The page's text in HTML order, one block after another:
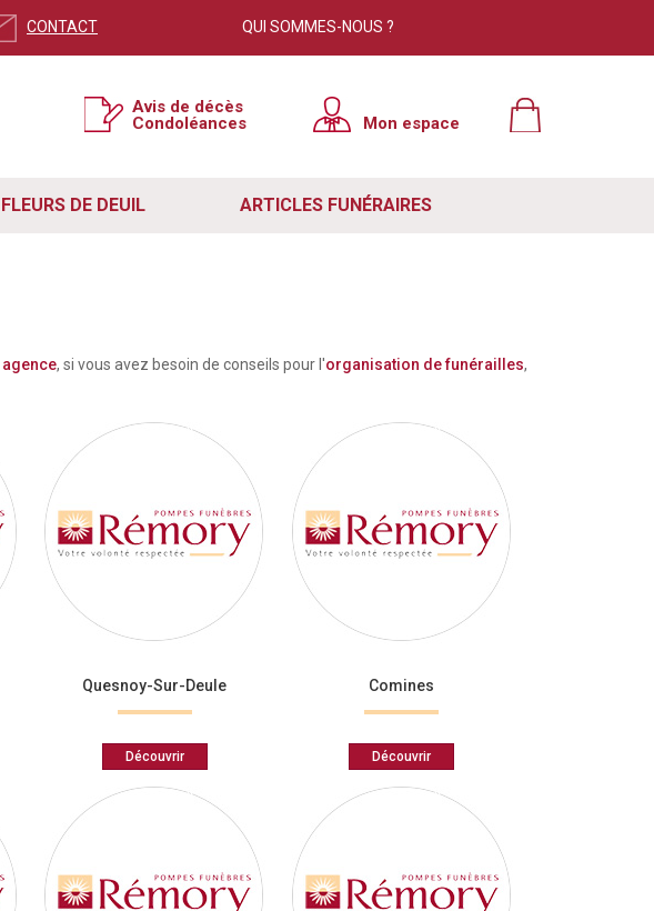
CONTACT QUI SOMMES-NOUS ?
Avis de décès
Condoléances
Mon espace
FLEURS DE DEUIL ARTICLES FUNÉRAIRES
agence, si vous avez besoin de conseils pour l'organisation de funérailles,
Quesnoy-Sur-Deule
Découvrir
Comines
Découvrir